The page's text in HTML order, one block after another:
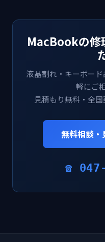
MacBookの修
液晶割れ・キーボー
軽にご
見積もり無料・全国
無料相談・
☎